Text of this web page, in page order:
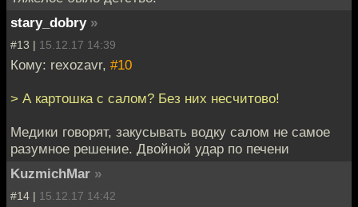
stary_dobry »
#13 | 15.12.17 14:39
Кому: rexozavr, #10
> А картошка с салом? Без них несчитово!
Медики говорят, закусывать водку салом не самое
разумное решение. Двойной удар по печени
KuzmichMar »
#14 | 15.12.17 14:42